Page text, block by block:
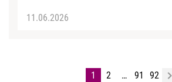
11.06.2026
1 2 … 91 92